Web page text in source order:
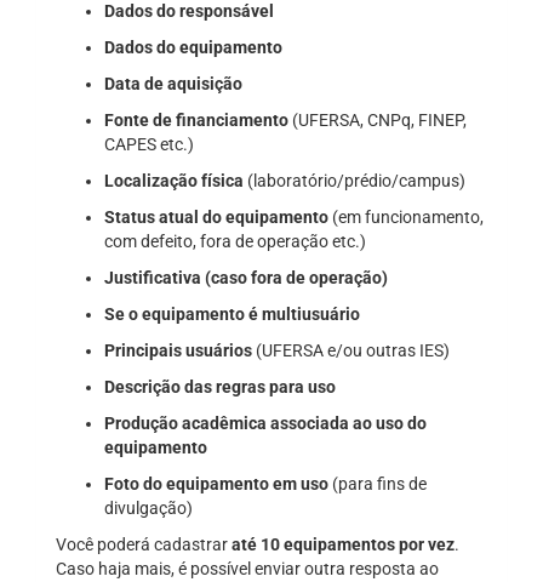
Dados do responsável
Dados do equipamento
Data de aquisição
Fonte de financiamento (UFERSA, CNPq, FINEP,
CAPES etc.)
Localização física (laboratório/prédio/campus)
Status atual do equipamento (em funcionamento,
com defeito, fora de operação etc.)
Justificativa (caso fora de operação)
Se o equipamento é multiusuário
Principais usuários (UFERSA e/ou outras IES)
Descrição das regras para uso
Produção acadêmica associada ao uso do
equipamento
Foto do equipamento em uso (para fins de
divulgação)
Você poderá cadastraraté 10 equipamentos por vez.
Caso haja mais, é possível enviar outra resposta ao